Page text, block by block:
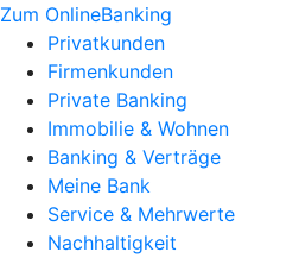
Zum OnlineBanking
Privatkunden
Firmenkunden
Private Banking
Immobilie & Wohnen
Banking & Verträge
Meine Bank
Service & Mehrwerte
Nachhaltigkeit